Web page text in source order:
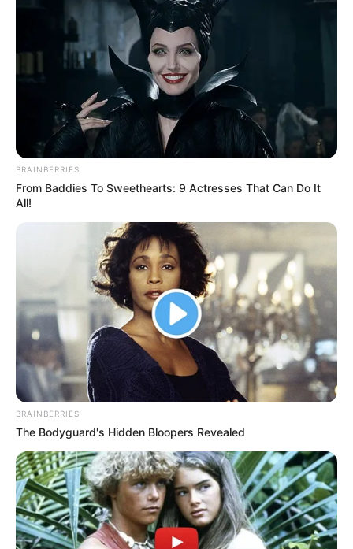
BRAINBERRIES
From Baddies To Sweethearts: 9 Actresses That Can Do It
All!
BRAINBERRIES
The Bodyguard's Hidden Bloopers Revealed